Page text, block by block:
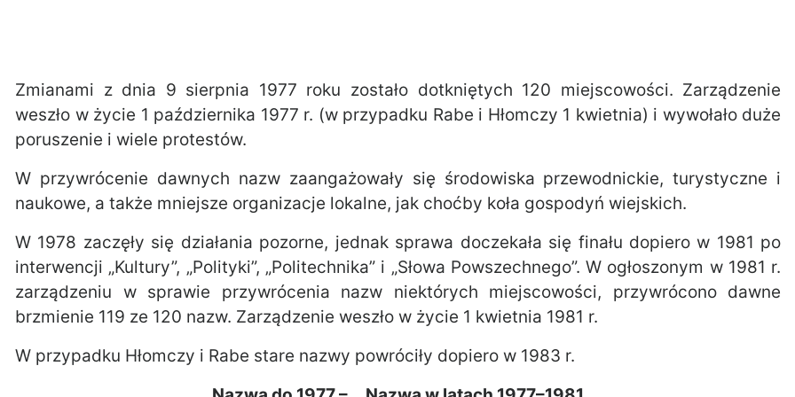
Zmianami z dnia 9 sierpnia 1977 roku zostało dotkniętych 120 miejscowości. Zarządzenie
weszło w życie 1 października 1977 r. (w przypadku Rabe i Hłomczy 1 kwietnia) i wywołało duże
poruszenie i wiele protestów.
W przywrócenie dawnych nazw zaangażowały się środowiska przewodnickie, turystyczne i
naukowe, a także mniejsze organizacje lokalne, jak choćby koła gospodyń wiejskich.
W 1978 zaczęły się działania pozorne, jednak sprawa doczekała się finału dopiero w 1981 po
interwencji „Kultury”, „Polityki”, „Politechnika” i „Słowa Powszechnego”. W ogłoszonym w 1981 r.
zarządzeniu w sprawie przywrócenia nazw niektórych miejscowości, przywrócono dawne
brzmienie 119 ze 120 nazw. Zarządzenie weszło w życie 1 kwietnia 1981 r.
W przypadku Hłomczy i Rabe stare nazwy powróciły dopiero w 1983 r.